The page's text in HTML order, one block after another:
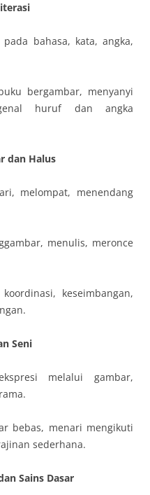
bahasa, kata, angka,
bergambar, menyanyi
huruf dan angka
dan Halus
melompat, menendang
menulis, meronce
keseimbangan,
Seni
melalui gambar,
bebas, menari mengikuti
sederhana.
Sains Dasar